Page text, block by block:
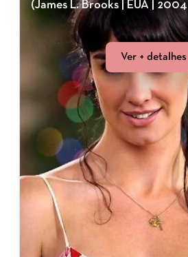
(James L. Brooks | EUA | 2004
Ver + detalhes